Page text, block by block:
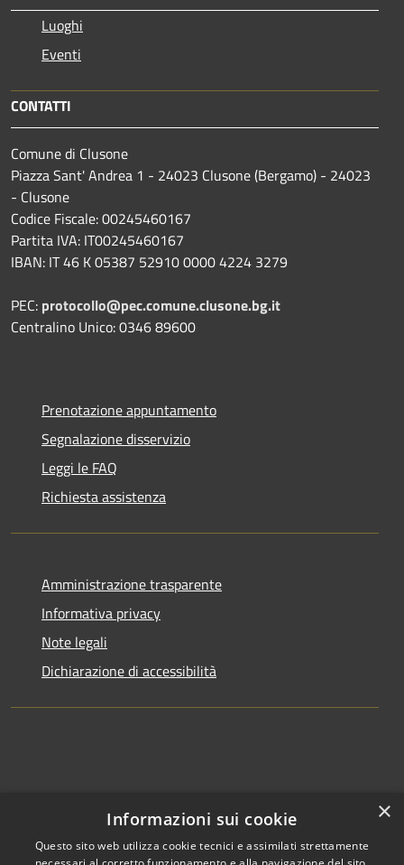
Luoghi
Eventi
CONTATTI
Comune di Clusone
Piazza Sant' Andrea 1 - 24023 Clusone (Bergamo) - 24023
- Clusone
Codice Fiscale: 00245460167
Partita IVA: IT00245460167
IBAN: IT 46 K 05387 52910 0000 4224 3279
PEC: protocollo@pec.comune.clusone.bg.it
Centralino Unico: 0346 89600
Prenotazione appuntamento
Segnalazione disservizio
Leggi le FAQ
Richiesta assistenza
Amministrazione trasparente
Informativa privacy
Note legali
Dichiarazione di accessibilità
×
Informazioni sui cookie
Questo sito web utilizza cookie tecnici e assimilati strettamente